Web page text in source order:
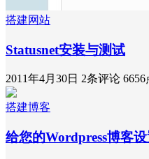
搭建网站
Statusnet安装与测试
2011年4月30日 2条评论
搭建博客
给您的Wordpress博客